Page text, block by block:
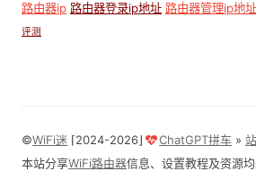
路由器ip 路由器登录ip地址 路由器管理ip地址
评测
©WiFi迷 ⌈2024-2026⌋ ChatGPT拼车 »
本站分享WiFi路由器信息、设置教程及资源